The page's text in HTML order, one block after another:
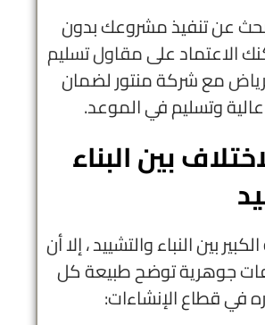
عن تنفيذ مشروعك بدون
الاعتماد علىمقاول تسليم
مع شركة منتور لضمان
وتسليم في الموعد.
بين البناء
بين النباء والتشييد ، إلا أن
جوهرية توضح طبيعة كل
في قطاع الإنشاءات: